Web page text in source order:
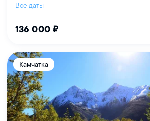
Все даты
136 000 ₽
Камчатка